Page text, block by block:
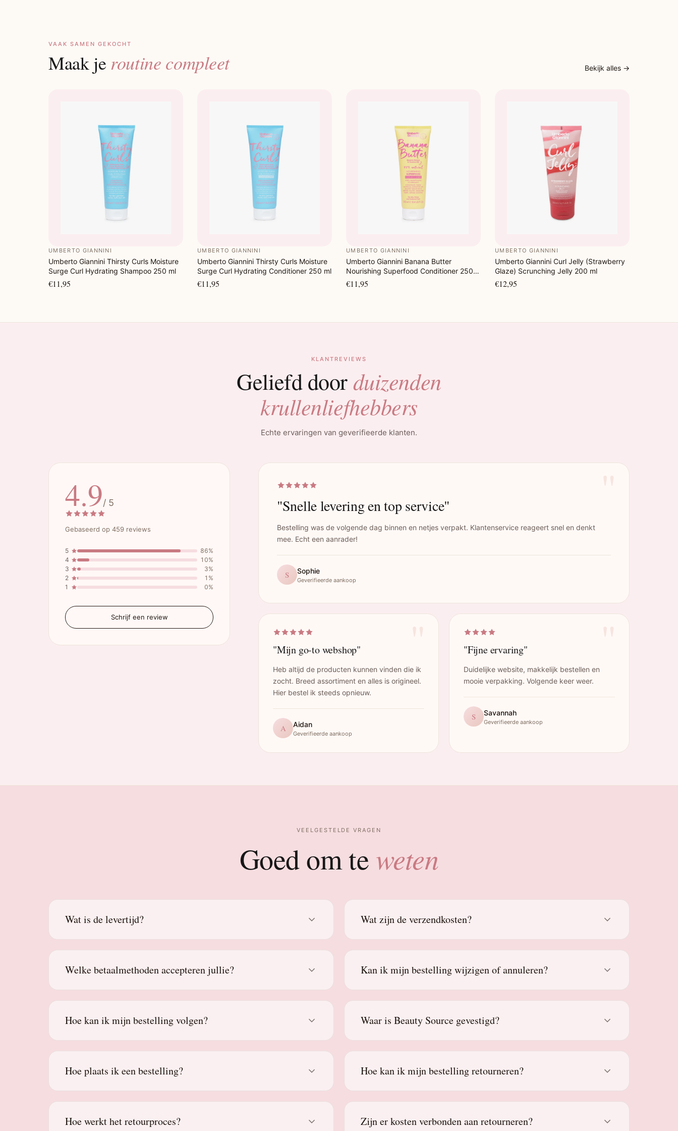
VAAK SAMEN GEKOCHT
Maak je routine compleet Bekijk alles →
UMBERTO GIANNINI
Umberto Giannini Thirsty Curls Moisture
Surge Curl Hydrating Shampoo 250 ml
€11,95
UMBERTO GIANNINI
Umberto Giannini Thirsty Curls Moisture
Surge Curl Hydrating Conditioner 250 ml
€11,95
UMBERTO GIANNINI
Umberto Giannini Banana Butter
Nourishing Superfood Conditioner 250
ml
€11,95
UMBERTO GIANNINI
Umberto Giannini Curl Jelly (Strawberry
Glaze) Scrunching Jelly 200 ml
€12,95
KLANTREVIEWS
Geliefd doorduizenden
krullenliefhebbers
Echte ervaringen van geverifieerde klanten.
4.9/ 5
Gebaseerd op 459 reviews
5
86%
4
10%
3
3%
2
1%
1
0%
Schrijf een review
"Snelle levering en top service"
Bestelling was de volgende dag binnen en netjes verpakt. Klantenservice reageert snel en denkt
mee. Echt een aanrader!
S Sophie
Geverifieerde aankoop
"Mijn go-to webshop"
Heb altijd de producten kunnen vinden die ik
zocht. Breed assortiment en alles is origineel.
Hier bestel ik steeds opnieuw.
A Aidan
Geverifieerde aankoop
"Fijne ervaring"
Duidelijke website, makkelijk bestellen en
mooie verpakking. Volgende keer weer.
S Savannah
Geverifieerde aankoop
VEELGESTELDE VRAGEN
Goed om te weten
Wat is de levertijd? Wat zijn de verzendkosten?
Welke betaalmethoden accepteren jullie? Kan ik mijn bestelling wijzigen of annuleren?
Hoe kan ik mijn bestelling volgen? Waar is Beauty Source gevestigd?
Hoe plaats ik een bestelling? Hoe kan ik mijn bestelling retourneren?
Hoe werkt het retourproces? Zijn er kosten verbonden aan retourneren?